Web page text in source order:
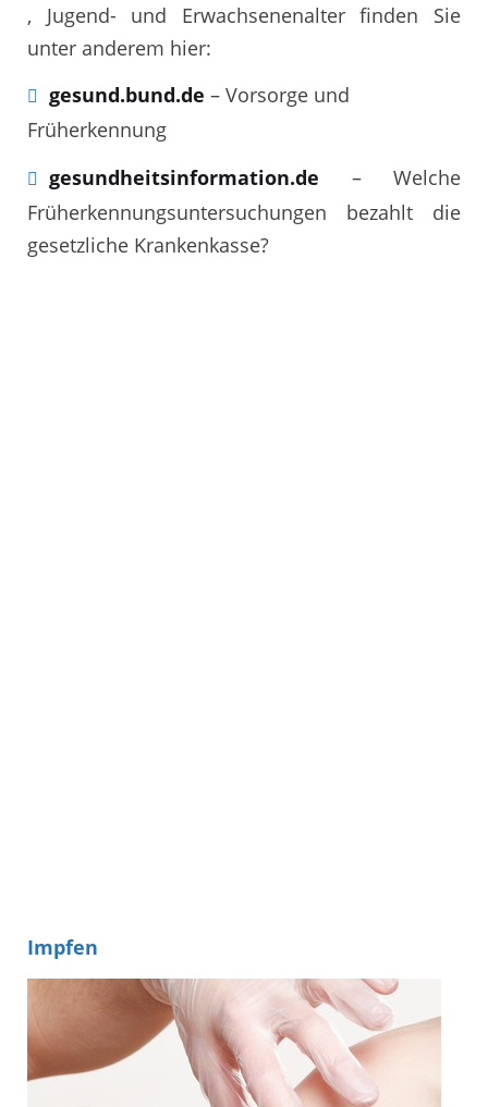
, Jugend- und Erwachsenenalter finden Sie
unter anderem hier:
gesund.bund.de – Vorsorge und
Früherkennung
gesundheitsinformation.de – Welche
Früherkennungsuntersuchungen bezahlt die
gesetzliche Krankenkasse?
Impfen